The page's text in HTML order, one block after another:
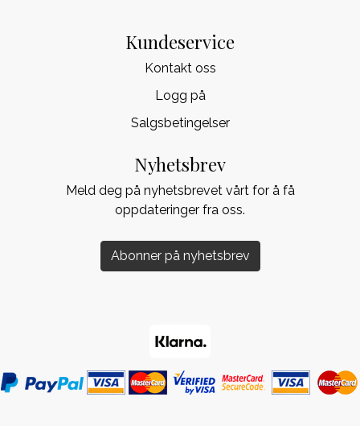
Kundeservice
Kontakt oss
Logg på
Salgsbetingelser
Nyhetsbrev
Meld deg på nyhetsbrevet vårt for å få
oppdateringer fra oss.
Abonner på nyhetsbrev